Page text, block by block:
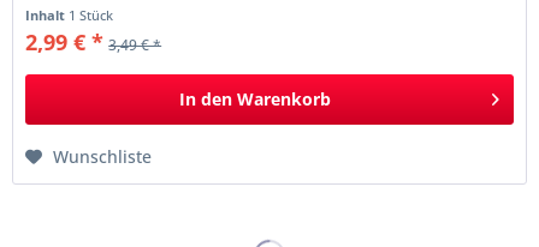
Inhalt 1 Stück
2,99 € * 3,49 € *
In den Warenkorb
Wunschliste